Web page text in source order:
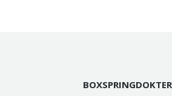
BOXSPRINGDOKTER